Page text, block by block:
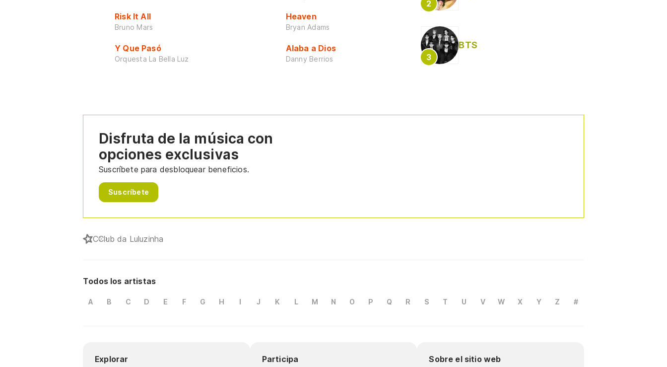
Risk It All
Bruno Mars
Y Que Pasó
Orquesta La Bella Luz
Heaven
Bryan Adams
Alaba a Dios
Danny Berrios
BTS
Disfruta de la música con
opciones exclusivas
Suscríbete para desbloquear beneficios.
Suscríbete
CClub da Luluzinha
Todos los artistas
A B C D E F G H I J K L M N O P Q R S T U V W X Y Z #
Explorar Participa Sobre el sitio web